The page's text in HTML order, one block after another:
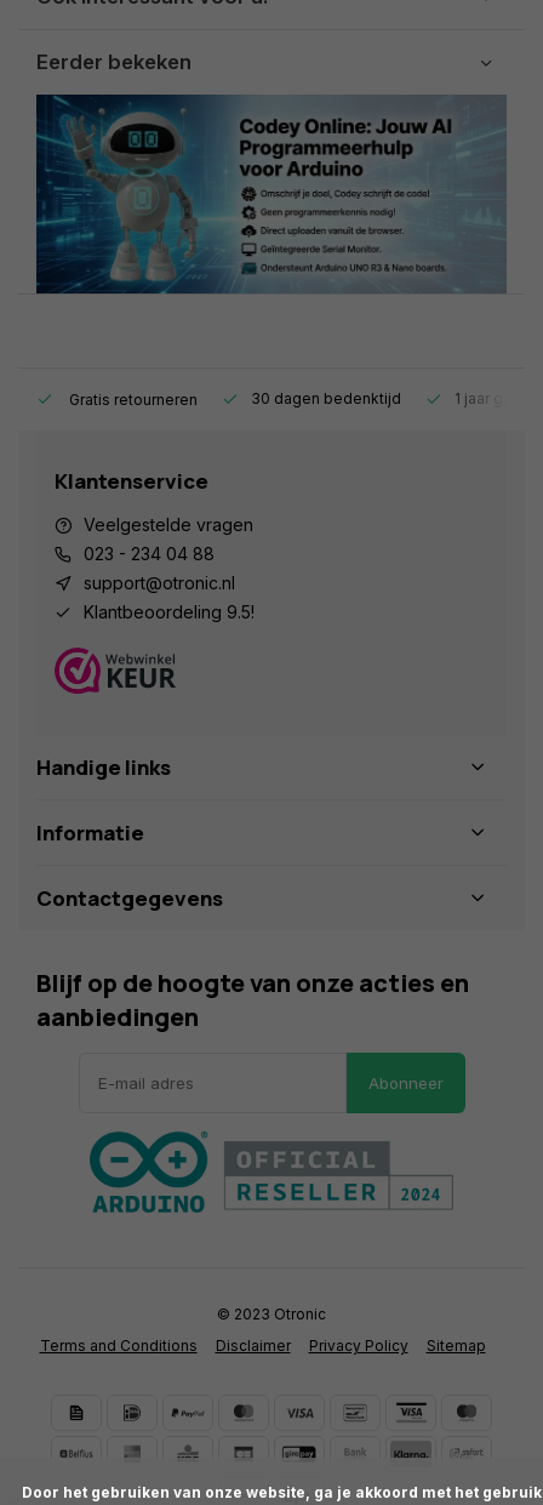
Eerder bekeken
Gratis retourneren 30 dagen bedenktijd 1 jaar
Klantenservice
Veelgestelde vragen
023 - 234 04 88
support@otronic.nl
Klantbeoordeling 9.5!
Handige links
Informatie
Contactgegevens
Blijf op de hoogte van onze acties en
aanbiedingen
Abonneer
Terms and Conditions Disclaimer Privacy Policy Sitemap
© 2023 Otronic